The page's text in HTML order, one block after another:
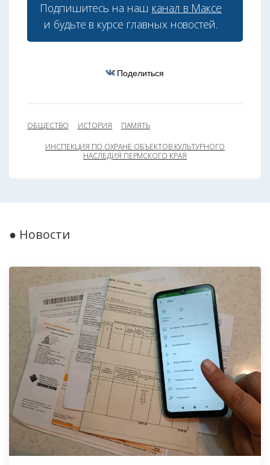
Подпишитесь на наш канал в Максе
и будьте в курсе главных новостей.
Поделиться
ОБЩЕСТВО ИСТОРИЯ ПАМЯТЬ
ИНСПЕКЦИЯ ПО ОХРАНЕ ОБЪЕКТОВ КУЛЬТУРНОГО
НАСЛЕДИЯ ПЕРМСКОГО КРАЯ
● Новости